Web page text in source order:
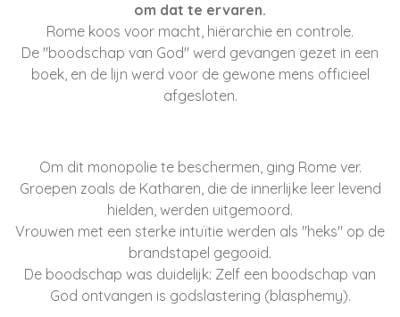
om dat te ervaren.
Rome koos voor macht, hiërarchie en controle.
De "boodschap van God" werd gevangen gezet in een
boek, en de lijn werd voor de gewone mens officieel
afgesloten.
Om dit monopolie te beschermen, ging Rome ver.
Groepen zoals de Katharen, die de innerlijke leer levend
hielden, werden uitgemoord.
Vrouwen met een sterke intuïtie werden als "heks" op de
brandstapel gegooid.
De boodschap was duidelijk: Zelf een boodschap van
God ontvangen is godslastering (blasphemy).